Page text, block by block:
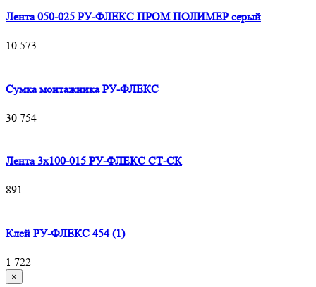
Лента 050-025 РУ-ФЛЕКС ПРОМ ПОЛИМЕР серый
10 573
Сумка монтажника РУ-ФЛЕКС
30 754
Лента 3х100-015 РУ-ФЛЕКС СТ-СК
891
Клей РУ-ФЛЕКС 454 (1)
1 722
×